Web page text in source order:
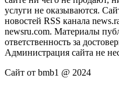
услуги не оказываются.
новостей RSS канала
newsru.com. Материалы
ответственность за
Администрация сайта не
Сайт от bmb1 @ 2024